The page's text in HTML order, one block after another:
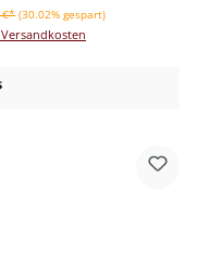
€* (30.02% gespart)